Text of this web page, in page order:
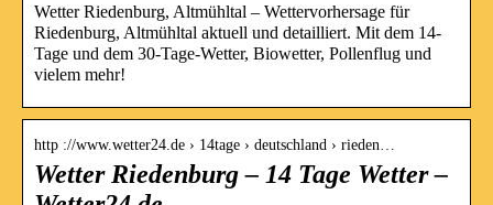
Wetter Riedenburg, Altmühltal – Wettervorhersage für
Riedenburg, Altmühltal aktuell und detailliert. Mit dem 14-
Tage und dem 30-Tage-Wetter, Biowetter, Pollenflug und
vielem mehr!
http ://www.wetter24.de › 14tage › deutschland › rieden…
Wetter Riedenburg – 14 Tage Wetter –